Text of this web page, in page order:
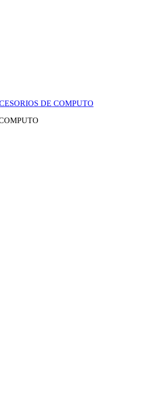
DE COMPUTO